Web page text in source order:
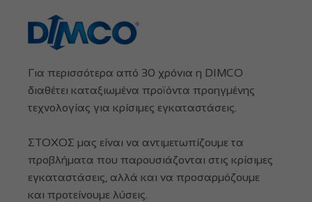
Για περισσότερα από 30 χρόνια η DIMCO
διαθέτει καταξιωμένα προϊόντα προηγμένης
τεχνολογίας για κρίσιμες εγκαταστάσεις.
ΣΤΟΧΟΣ μας είναι να αντιμετωπίζουμε τα
προβλήματα που παρουσιάζονται στις κρίσιμες
εγκαταστάσεις, αλλά και να προσαρμόζουμε
και προτείνουμε λύσεις.